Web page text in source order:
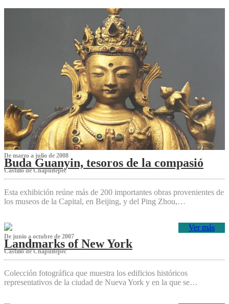
De marzo a julio de 2008
Buda Guanyin, tesoros de la compasió
Castillo de Chapultepec
Esta exhibición reúne más de 200 importantes obras provenientes de
los museos de la Capital, en Beijing, y del Ping Zhou,…
Ver más
De junio a octubre de 2007
Landmarks of New York
Castillo de Chapultepec
Colección fotográfica que muestra los edificios históricos
representativos de la ciudad de Nueva York y en la que se…